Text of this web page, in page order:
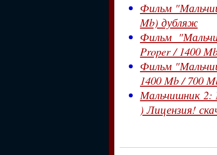
Фильм
Mb) дубляж
Фильм
Proper / 1400
Фильм
1400 Mb / 700
Мальчишник 2:
) Лицензия!